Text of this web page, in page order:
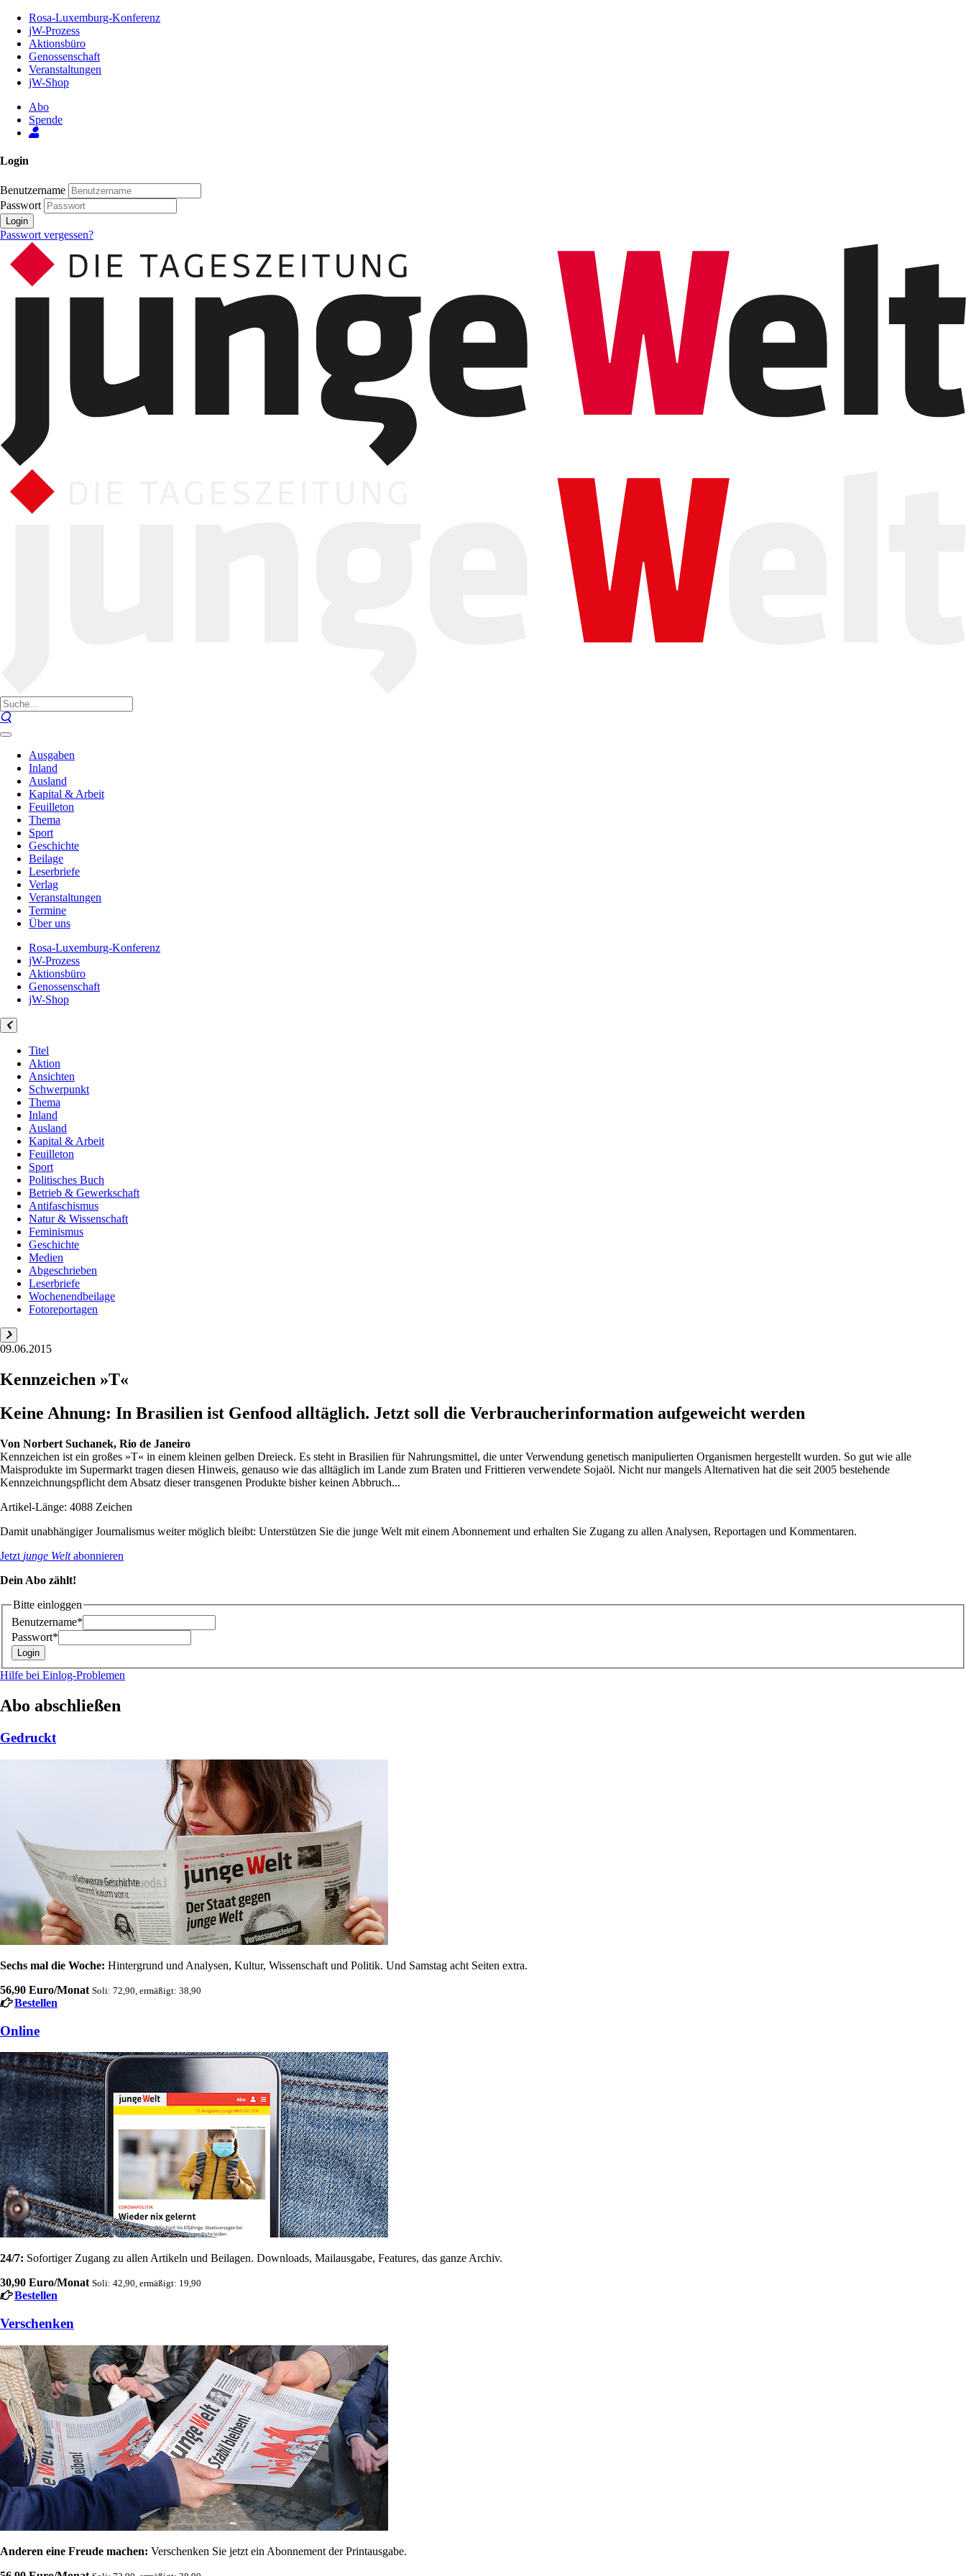
Inhalt
Seite
Rosa-Luxemburg-Konferenz
jW-Prozess
Aktionsbüro
Genossenschaft
Veranstaltungen
jW-Shop
Abo
Spende
Login
Benutzername
Passwort
Login
Passwort vergessen?
Ausgaben
Inland
Ausland
Kapital & Arbeit
Feuilleton
Thema
Sport
Geschichte
Beilage
Leserbriefe
Verlag
Veranstaltungen
Termine
Über uns
Rosa-Luxemburg-Konferenz
jW-Prozess
Aktionsbüro
Genossenschaft
jW-Shop
Titel
Aktion
Ansichten
Schwerpunkt
Thema
Inland
Ausland
Kapital & Arbeit
Feuilleton
Sport
Politisches Buch
Betrieb & Gewerkschaft
Antifaschismus
Natur & Wissenschaft
Feminismus
Geschichte
Medien
Abgeschrieben
Leserbriefe
Wochenendbeilage
Fotoreportagen
09.06.2015
Kennzeichen »T«
Keine Ahnung: In Brasilien ist Genfood alltäglich. Jetzt soll die Verbraucherinformation aufgeweicht werden
Von Norbert Suchanek, Rio de Janeiro
Kennzeichen ist ein großes »T« in einem kleinen gelben Dreieck. Es steht in Brasilien für Nahrungsmittel, die unter Verwendung genetisch manipulierten Organismen hergestellt wurden. So gut wie alle
Maisprodukte im Supermarkt tragen diesen Hinweis, genauso wie das alltäglich im Lande zum Braten und Frittieren verwendete Sojaöl. Nicht nur mangels Alternativen hat die seit 2005 bestehende
Kennzeichnungspflicht dem Absatz dieser transgenen Produkte bisher keinen Abbruch...
Artikel-Länge: 4088 Zeichen
Damit unabhängiger Journalismus weiter möglich bleibt: Unterstützen Sie die junge Welt mit einem Abonnement und erhalten Sie Zugang zu allen Analysen, Reportagen und Kommentaren.
Jetzt junge Weltabonnieren
Dein Abo zählt!
Bitte einloggen
Benutzername*
Passwort*
Hilfe bei Einlog-Problemen
Abo abschließen
Gedruckt
Sechs mal die Woche: Hintergrund und Analysen, Kultur, Wissenschaft und Politik. Und Samstag acht Seiten extra.
56,90 Euro/Monat Soli: 72,90, ermäßigt: 38,90
Bestellen
Online
24/7: Sofortiger Zugang zu allen Artikeln und Beilagen. Downloads, Mailausgabe, Features, das ganze Archiv.
30,90 Euro/Monat Soli: 42,90, ermäßigt: 19,90
Bestellen
Verschenken
Anderen eine Freude machen: Verschenken Sie jetzt ein Abonnement der Printausgabe.